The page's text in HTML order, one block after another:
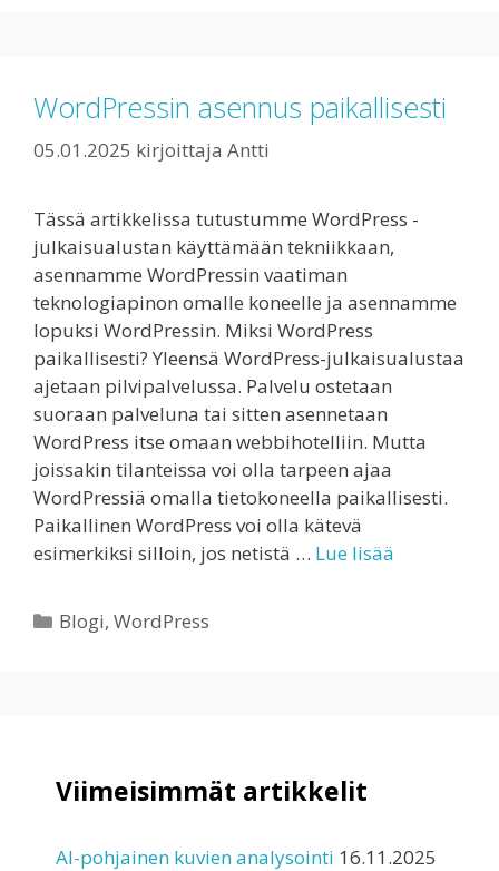
WordPressin asennus paikallisesti
05.01.2025 kirjoittaja Antti
Tässä artikkelissa tutustumme WordPress -
julkaisualustan käyttämään tekniikkaan,
asennamme WordPressin vaatiman
teknologiapinon omalle koneelle ja asennamme
lopuksi WordPressin. Miksi WordPress
paikallisesti? Yleensä WordPress-julkaisualustaa
ajetaan pilvipalvelussa. Palvelu ostetaan
suoraan palveluna tai sitten asennetaan
WordPress itse omaan webbihotelliin. Mutta
joissakin tilanteissa voi olla tarpeen ajaa
WordPressiä omalla tietokoneella paikallisesti.
Paikallinen WordPress voi olla kätevä
esimerkiksi silloin, jos netistä … Lue lisää
Kategoriat
Blogi,WordPress
Viimeisimmät artikkelit
AI-pohjainen kuvien analysointi 16.11.2025